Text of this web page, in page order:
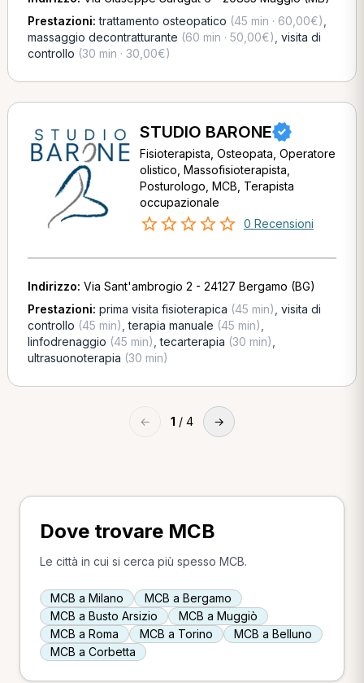
Prestazioni:trattamento osteopatico (45 min · 60,00€)
massaggio decontratturante (60 min · 50,00€) visita di
controllo (30 min · 30,00€)
STUDIO BARONE
Fisioterapista, Osteopata, Operatore
olistico, Massofisioterapista,
Posturologo, MCB, Terapista
occupazionale
0 Recensioni
Indirizzo: Via Sant'ambrogio 2 - 24127 Bergamo (BG)
Prestazioni: prima visita fisioterapica (45 min) visita di
controllo (45 min) ,terapia manuale (45 min)
linfodrenaggio (45 min) ,tecarterapia (30 min)
ultrasuonoterapia (30 min)
← 1 / 4 →
Dove trovare MCB
Le città in cui si cerca più spesso MCB.
MCB a Milano
MCB a Bergamo
MCB a Busto Arsizio
MCB a Muggiò
MCB a Roma
MCB a Torino
MCB a Belluno
MCB a Corbetta